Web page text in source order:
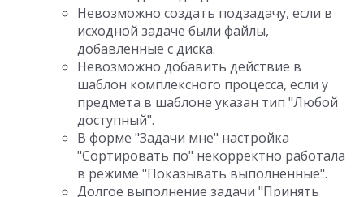
Невозможно создать подзадачу, если в
исходной задаче были файлы,
добавленные с диска.
Невозможно добавить действие в
шаблон комплексного процесса, если у
предмета в шаблоне указан тип "Любой
доступный".
В форме "Задачи мне" настройка
"Сортировать по" некорректно работала
в режиме "Показывать выполненные".
Долгое выполнение задачи "Принять